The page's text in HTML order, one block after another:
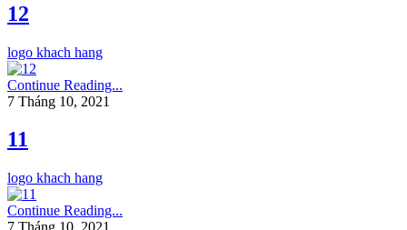
12
logo khach hang
Continue Reading...
7 Tháng 10, 2021
11
logo khach hang
Continue Reading...